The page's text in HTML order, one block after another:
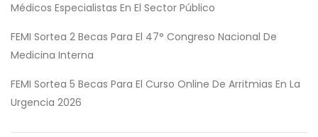
Médicos Especialistas En El Sector Público
FEMI Sortea 2 Becas Para El 47° Congreso Nacional De
Medicina Interna
FEMI Sortea 5 Becas Para El Curso Online De Arritmias En La
Urgencia 2026